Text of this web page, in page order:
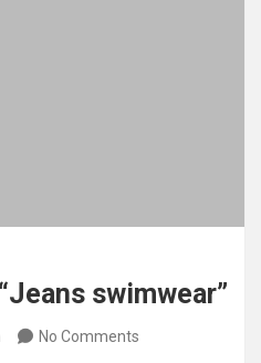
swimwear”
No Comments